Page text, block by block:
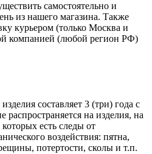
самостоятельно и
из нашего магазина. Также
курьером (только Москва и
компанией (любой регион РФ)
составляет 3 (три) года с
распространяется на изделия, на
есть следы от
воздействия: пятна,
потертости, сколы и т.п.